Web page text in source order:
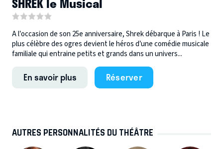
A l’occasion de son 25e anniversaire, Shrek débarque à Paris ! Le
plus célèbre des ogres devient le héros d’une comédie musicale
familiale qui entraine petits et grands dans un univers...
En savoir plus Réserver
AUTRES PERSONNALITÉS DU THÉÂTRE